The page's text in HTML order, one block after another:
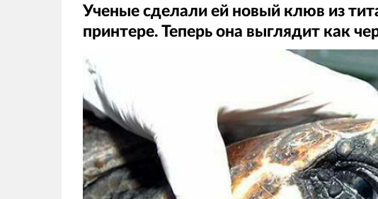
Ученые сделали ей новый клюв из
принтере. Теперь она выглядит как